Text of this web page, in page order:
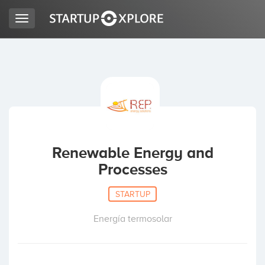
Toggle
navigation
Renewable Energy and
Processes
STARTUP
Energía termosolar